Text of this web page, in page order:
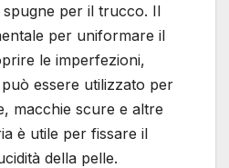
per il trucco. Il
per uniformare il
le imperfezioni,
essere utilizzato per
macchie scure e altre
è utile per fissare il
della pelle.